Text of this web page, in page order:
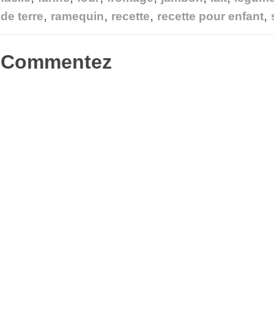
fenêtre) fenêtre) fenêtre)
fenêtre)
ami(ouvre
dans
une
fenêtre)
de terre, ramequin, recette, recette pour enfant,
Commentez